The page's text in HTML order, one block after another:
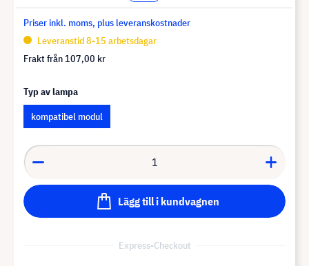
Priser inkl. moms, plus leveranskostnader
Leveranstid 8-15 arbetsdagar
Frakt från 107,00 kr
Typ av lampa
kompatibel modul
Lägg till i kundvagnen
Express-Checkout